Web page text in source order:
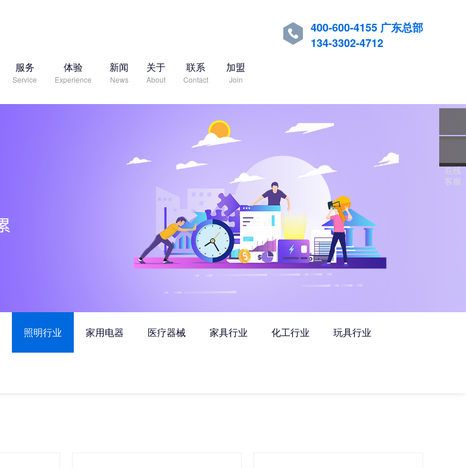

400-600-4155 广东总部
134-3302-4712
服务
Service
体验
Experience
新闻
News
关于
About
联系
Contact
加盟
Join
照明行业 家用电器 医疗器械 家具行业 化工行业 玩具行业
在线
客服
服务
热线